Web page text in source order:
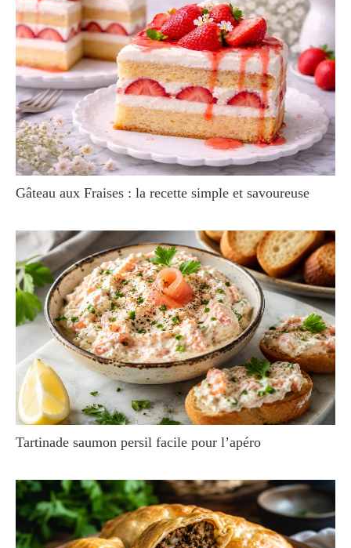
Gâteau aux Fraises : la recette simple et savoureuse
Tartinade saumon persil facile pour l’apéro